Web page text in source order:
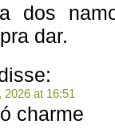
dos
dar.
2026 at 16:51
charme